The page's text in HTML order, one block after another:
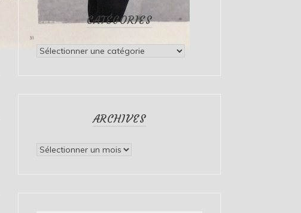
CATÉGORIES
Catégories
ARCHIVES
Archives